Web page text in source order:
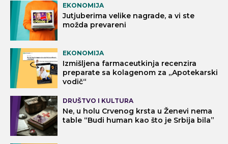
EKONOMIJA
Jutjuberima velike nagrade, a vi ste
možda prevareni
EKONOMIJA
Izmišljena farmaceutkinja recenzira
preparate sa kolagenom za „Apotekarski
vodič“
DRUŠTVO I KULTURA
Ne, u holu Crvenog krsta u Ženevi nema
table “Budi human kao što je Srbija bila”